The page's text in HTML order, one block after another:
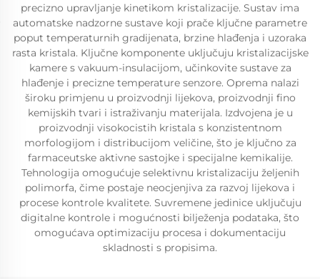
precizno upravljanje kinetikom kristalizacije. Sustav ima
automatske nadzorne sustave koji prače ključne parametre
poput temperaturnih gradijenata, brzine hlađenja i uzoraka
rasta kristala. Ključne komponente uključuju kristalizacijske
kamere s vakuum-insulacijom, učinkovite sustave za
hlađenje i precizne temperature senzore. Oprema nalazi
široku primjenu u proizvodnji lijekova, proizvodnji fino
kemijskih tvari i istraživanju materijala. Izdvojena je u
proizvodnji visokocistih kristala s konzistentnom
morfologijom i distribucijom veličine, što je ključno za
farmaceutske aktivne sastojke i specijalne kemikalije.
Tehnologija omogućuje selektivnu kristalizaciju željenih
polimorfa, čime postaje neocjenjiva za razvoj lijekova i
procese kontrole kvalitete. Suvremene jedinice uključuju
digitalne kontrole i mogućnosti bilježenja podataka, što
omogućava optimizaciju procesa i dokumentaciju
skladnosti s propisima.